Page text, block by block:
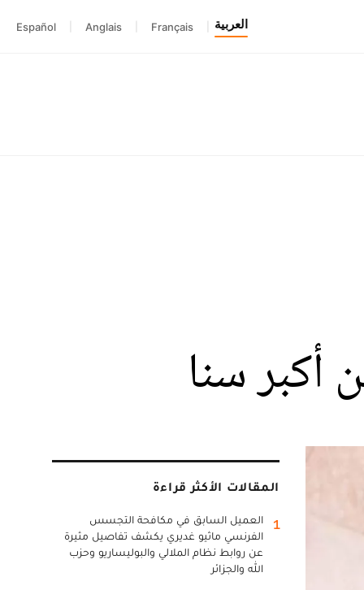
العربية Français
Anglais
Español
المقالات الأكثر قراءة
1
العميل السابق في مكافحة التجسس
الفرنسي ماثيو غديري يكشف تفاصيل مثيرة
عن روابط نظام الملالي والبوليساريو وحزب
الله والجزائر